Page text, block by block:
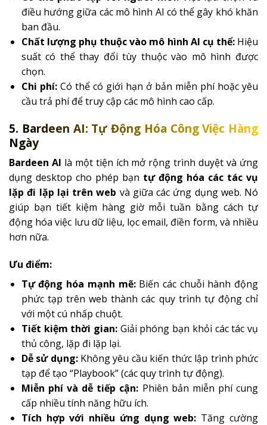
điều hướng giữa các mô hình AI có thể gây khó khăn
ban đầu.
Chất lượng phụ thuộc vào mô hình AI cụ thể:Hiệu
suất có thể thay đổi tùy thuộc vào mô hình được
chọn.
Chi phí:Có thể có giới hạn ở bản miễn phí hoặc yêu
cầu trả phí để truy cập các mô hình cao cấp.
5. Bardeen AI: Tự Động Hóa Công Việc Hàng
Ngày
Bardeen AI là một tiện ích mở rộng trình duyệt và ứng
dụng desktop cho phép bạn tự động hóa các tác vụ
lặp đi lặp lại trên web và giữa các ứng dụng web. Nó
giúp bạn tiết kiệm hàng giờ mỗi tuần bằng cách tự
động hóa việc lưu dữ liệu, lọc email, điền form, và nhiều
hơn nữa.
Ưu điểm:
Tự động hóa mạnh mẽ:Biến các chuỗi hành động
phức tạp trên web thành các quy trình tự động chỉ
với một cú nhấp chuột.
Tiết kiệm thời gian:Giải phóng bạn khỏi các tác vụ
thủ công, lặp đi lặp lại.
Dễ sử dụng:Không yêu cầu kiến thức lập trình phức
tạp để tạo “Playbook” (các quy trình tự động).
Miễn phí và dễ tiếp cận: Phiên bản miễn phí cung
cấp nhiều tính năng hữu ích.
Tích hợp với nhiều ứng dụng web: Tăng cường